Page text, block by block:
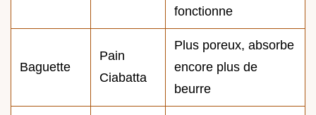
fonctionne
Baguette
Pain
Ciabatta
Plus poreux, absorbe
encore plus de
beurre